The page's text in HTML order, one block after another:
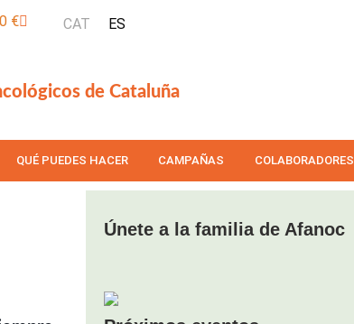
€Carrito CAT ES
de Cataluña
QUÉ PUEDES HACER CAMPAÑAS COLABORADORES
Únete a la familia de Afanoc